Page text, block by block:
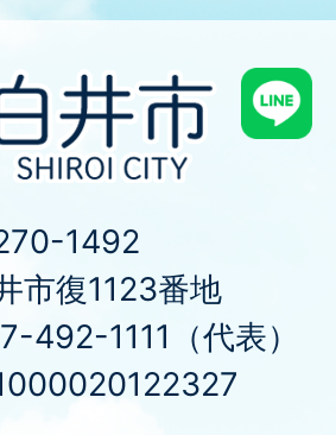
1492
市復1123番地
492-1111（代表）